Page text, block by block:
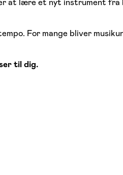
For mange bliver
til dig.